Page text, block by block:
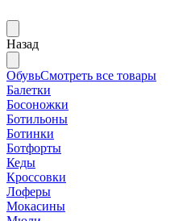
Назад
ОбувьСмотреть все товары
Балетки
Босоножки
Ботильоны
Ботинки
Ботфорты
Кеды
Кроссовки
Лоферы
Мокасины